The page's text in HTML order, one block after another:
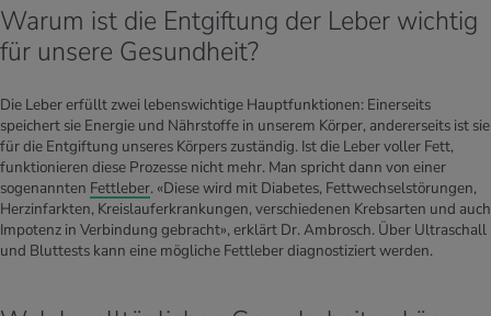
Warum ist die Entgiftung der Leber wichtig
für unsere Gesundheit?
Die Leber erfüllt zwei lebenswichtige Hauptfunktionen: Einerseits
speichert sie Energie und Nährstoffe in unserem Körper, andererseits ist sie
für die Entgiftung unseres Körpers zuständig. Ist die Leber voller Fett,
funktionieren diese Prozesse nicht mehr. Man spricht dann von einer
sogenannten Fettleber. «Diese wird mit Diabetes, Fettwechselstörungen,
Herzinfarkten, Kreislauferkrankungen, verschiedenen Krebsarten und auch
Impotenz in Verbindung gebracht», erklärt Dr. Ambrosch. Über Ultraschall
und Bluttests kann eine mögliche Fettleber diagnostiziert werden.